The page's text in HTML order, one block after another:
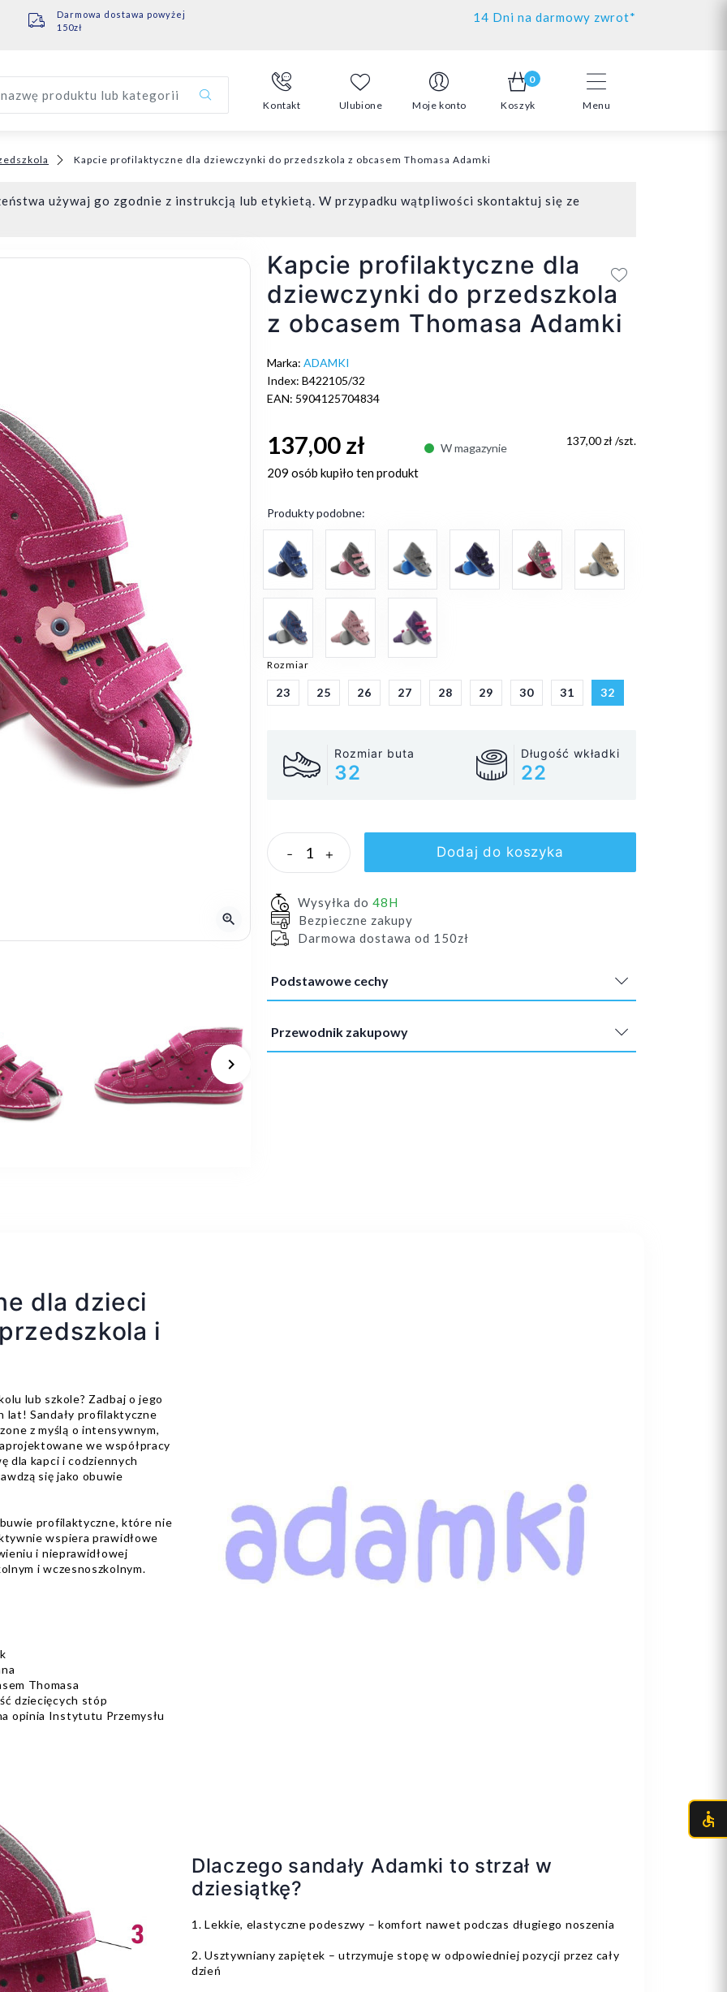
Darmowa dostawa powyżej
150zł
14 Dni na darmowy zwrot*
Menu
produktu lub kategorii
Kontakt Ulubione Moje konto
0
Koszyk
Kapcie profilaktyczne dla dziewczynki do przedszkola z obcasem Thomasa Adamki
używaj go zgodnie z instrukcją lub etykietą. W przypadku wątpliwości skontaktuj się ze
zoom_in
Następny
keyboard_arrow_right
Kapcie profilaktyczne dla
dziewczynki do przedszkola
z obcasem Thomasa Adamki
Marka: ADAMKI
Index: B422105/32
EAN: 5904125704834
137,00 zł W magazynie
137,00 zł /szt.
209 osób kupiło ten produkt
Produkty podobne:
Rozmiar
23 25 26 27 28 29 30 31 32
Rozmiar buta
32
Długość wkładki
22
- + Dodaj do koszyka
Wysyłka do 48H
Bezpieczne zakupy
Darmowa dostawa od 150zł
Podstawowe cechy
Przewodnik zakupowy
dla dzieci
i
lub szkole? Zadbaj o jego
lat! Sandały profilaktyczne
z myślą o intensywnym,
we współpracy
dla kapci i codziennych
się jako obuwie
profilaktyczne, które nie
wspiera prawidłowe
i nieprawidłowej
i wczesnoszkolnym.
Thomasa
dziecięcych stóp
opinia Instytutu Przemysłu
Dlaczego sandały Adamki to strzał w
dziesiątkę?
1. Lekkie, elastyczne podeszwy – komfort nawet podczas długiego noszenia
2. Usztywniany zapiętek – utrzymuje stopę w odpowiedniej pozycji przez cały
dzień